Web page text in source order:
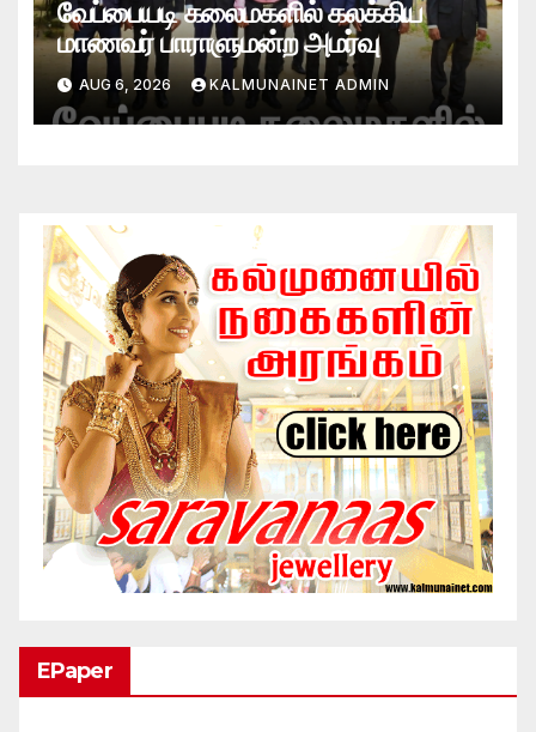
வேப்பையடி கலைமகளில் கலக்கிய
மாணவர் பாராளுமன்ற அமர்வு
AUG 6, 2026 KALMUNAINET ADMIN
EPaper